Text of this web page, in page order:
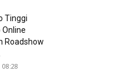
Tinggi
Online
Roadshow